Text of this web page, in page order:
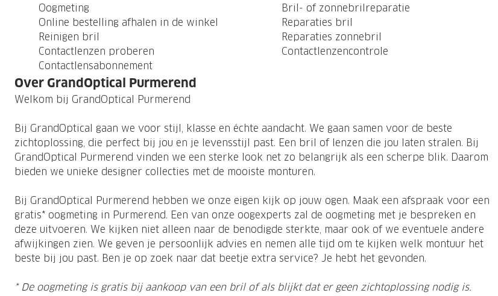
Oogmeting
Bril- of zonnebrilreparatie
Online bestelling afhalen in de winkel
Reparaties bril
Reinigen bril
Reparaties zonnebril
Contactlenzen proberen
Contactlenzencontrole
Contactlensabonnement
Over GrandOptical Purmerend
Welkom bij GrandOptical Purmerend
Bij GrandOptical gaan we voor stijl, klasse en échte aandacht. We gaan samen voor de beste
zichtoplossing, die perfect bij jou en je levensstijl past. Een bril of lenzen die jou laten stralen. Bij
GrandOptical Purmerend vinden we een sterke look net zo belangrijk als een scherpe blik. Daarom
bieden we unieke designer collecties met de mooiste monturen.
Bij GrandOptical Purmerend hebben we onze eigen kijk op jouw ogen. Maak een afspraak voor een
gratis* oogmeting in Purmerend. Een van onze oogexperts zal de oogmeting met je bespreken en
deze uitvoeren. We kijken niet alleen naar de benodigde sterkte, maar ook of we eventuele andere
afwijkingen zien. We geven je persoonlijk advies en nemen alle tijd om te kijken welk montuur het
beste bij jou past. Ben je op zoek naar dat beetje extra service? Je hebt het gevonden.
* De oogmeting is gratis bij aankoop van een bril of als blijkt dat er geen zichtoplossing nodig is.